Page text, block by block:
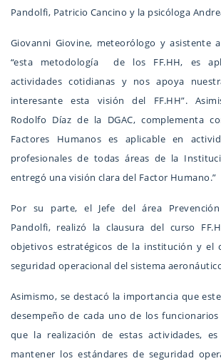
Pandolfi, Patricio Cancino y la psicóloga
Giovanni Giovine, meteorólogo y asistente
“esta metodología de los FF.HH, es
actividades cotidianas y nos apoya
interesante esta visión del FF.HH”.
Rodolfo Díaz de la DGAC, complementa
Factores Humanos es aplicable en
profesionales de todas áreas de la
entregó una visión clara del Factor Humano.”
Por su parte, el Jefe del área
Pandolfi, realizó la clausura del curso
objetivos estratégicos de la institución y el
seguridad operacional del sistema
Asimismo, se destacó la importancia que
desempeño de cada uno de los funcionarios
que la realización de estas actividades,
mantener los estándares de seguridad